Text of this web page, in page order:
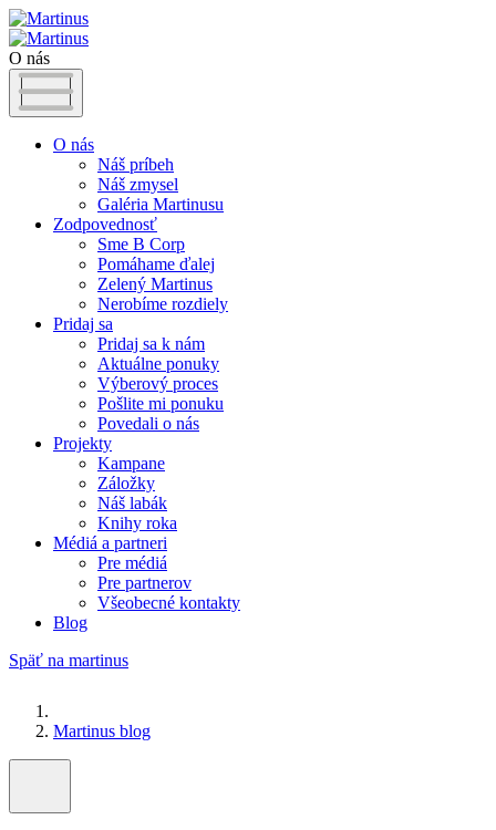
O nás
O nás
Náš príbeh
Náš zmysel
Galéria Martinusu
Zodpovednosť
Sme B Corp
Pomáhame ďalej
Zelený Martinus
Nerobíme rozdiely
Pridaj sa
Pridaj sa k nám
Aktuálne ponuky
Výberový proces
Pošlite mi ponuku
Povedali o nás
Projekty
Kampane
Záložky
Náš labák
Knihy roka
Médiá a partneri
Pre médiá
Pre partnerov
Všeobecné kontakty
Blog
Späť na martinus
Martinus blog